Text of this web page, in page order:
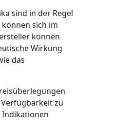
sind in der Regel
sich im
können
Wirkung
das
zu
Indikationen